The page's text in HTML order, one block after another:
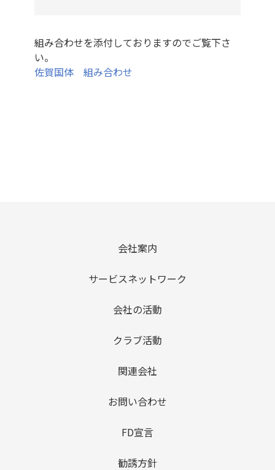
組み合わせを添付しておりますのでご覧下さ
い。
佐賀国体 組み合わせ
会社案内
サービスネットワーク
会社の活動
クラブ活動
関連会社
お問い合わせ
FD宣言
勧誘方針